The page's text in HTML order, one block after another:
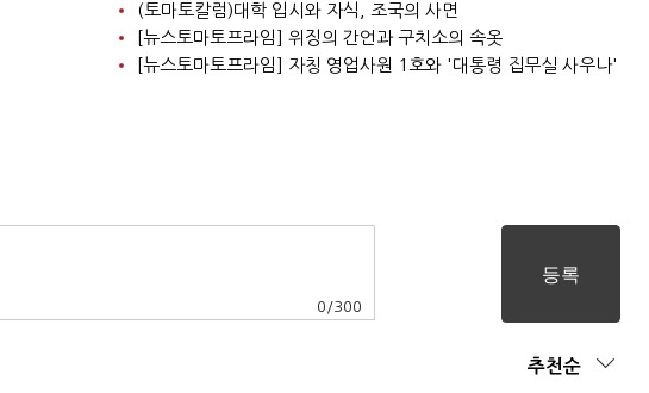
(토마토칼럼)대학 입시와 자식, 조국의 사면
[뉴스토마토프라임] 위징의 간언과 구치소의 속옷
[뉴스토마토프라임] 자칭 영업사원 1호와 '대통령 집무실 사우나'
0 /300
추천순